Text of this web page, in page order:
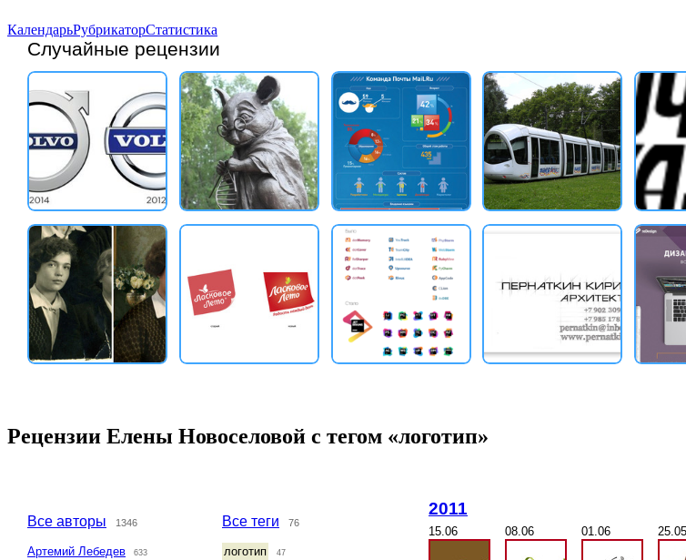
КалендарьРубрикаторСтатистика
Случайные рецензии
Рецензии Елены Новоселовой с тегом «логотип»
Все авторы 1346
Артемий Лебедев 633
Все теги 76
логотип 47
2011
15.06 08.06 01.06 25.05